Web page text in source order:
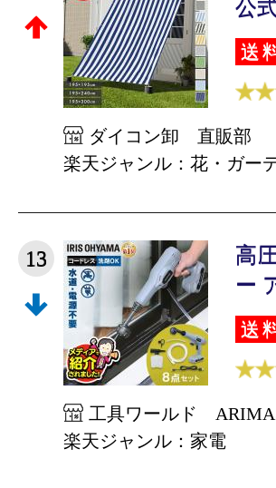
公
送
ダイコン卸 直販部
楽天ジャンル：花・ガー
13
高
ー
送
工具ワールド
楽天ジャンル：家電